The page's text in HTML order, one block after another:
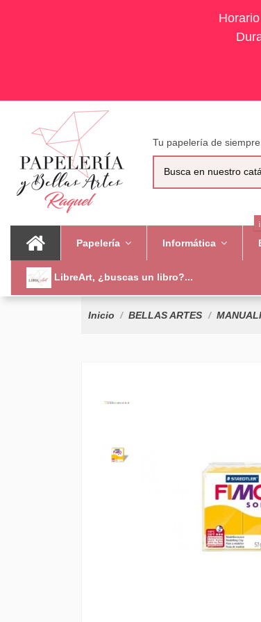
Tu papelería de
Papelería Informática
LibreArt, ¿buscas un libro?...
Inicio BELLAS ARTES